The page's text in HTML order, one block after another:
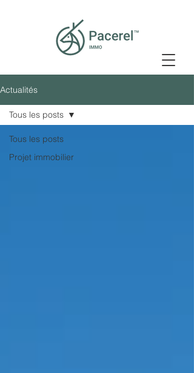
Actualités
Tous les posts
Projet immobilier
Tous les posts